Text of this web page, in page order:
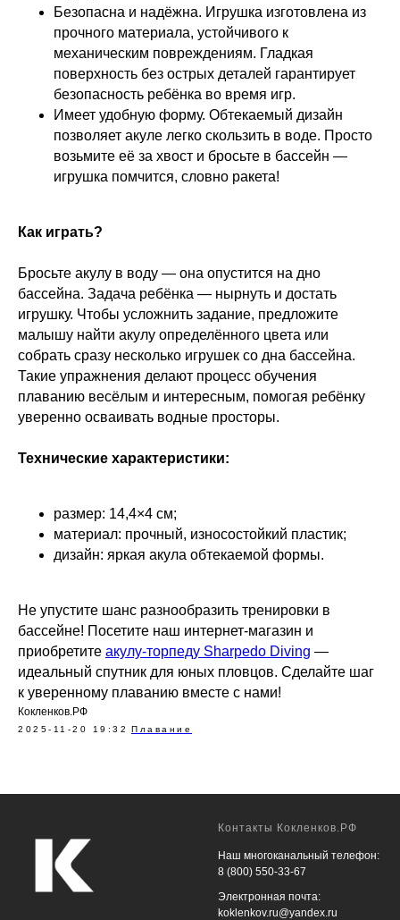
Безопасна и надёжна. Игрушка изготовлена из
прочного материала, устойчивого к
механическим повреждениям. Гладкая
поверхность без острых деталей гарантирует
безопасность ребёнка во время игр.
Имеет удобную форму. Обтекаемый дизайн
позволяет акуле легко скользить в воде. Просто
возьмите её за хвост и бросьте в бассейн —
игрушка помчится, словно ракета!
Как играть?
Бросьте акулу в воду — она опустится на дно
бассейна. Задача ребёнка — нырнуть и достать
игрушку. Чтобы усложнить задание, предложите
малышу найти акулу определённого цвета или
собрать сразу несколько игрушек со дна бассейна.
Такие упражнения делают процесс обучения
плаванию весёлым и интересным, помогая ребёнку
уверенно осваивать водные просторы.
Технические характеристики:
размер: 14,4×4 см;
материал: прочный, износостойкий пластик;
дизайн: яркая акула обтекаемой формы.
Не упустите шанс разнообразить тренировки в
бассейне! Посетите наш интернет-магазин и
приобретите акулу‑торпеду Sharpedo Diving —
идеальный спутник для юных пловцов. Сделайте шаг
к уверенному плаванию вместе с нами!
Кокленков.РФ
2025-11-20 19:32 Плавание
Контакты Кокленков.РФ
Наш многоканальный телефон:
8 (800) 550-33-67
Электронная почта:
koklenkov.ru@yandex.ru